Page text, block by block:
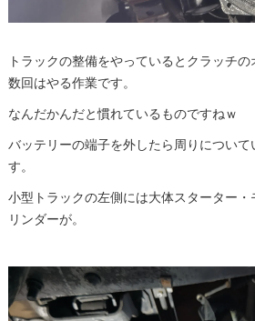
トラックの整備をやっているとクラッチ
数回はやる作業です。
なんだかんだと慣れているものですねｗ
バッテリーの端子を外したら周りについて
す。
小型トラックの左側には大体スターター
リンダーが。